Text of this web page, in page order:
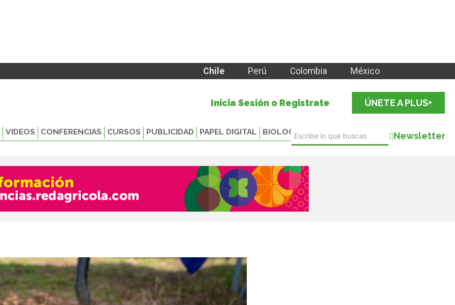
Chile Perú Colombia México
Inicia Sesión o Registrate ÚNETE A PLUS+
VIDEOS CONFERENCIAS CURSOS PUBLICIDAD PAPEL DIGITAL BIOLOGICALS Newsletter